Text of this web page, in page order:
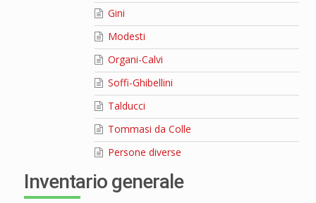
Gini
Modesti
Organi-Calvi
Soffi-Ghibellini
Talducci
Tommasi da Colle
Persone diverse
Inventario generale